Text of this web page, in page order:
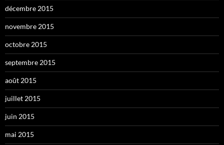
décembre 2015
novembre 2015
octobre 2015
septembre 2015
août 2015
juillet 2015
juin 2015
mai 2015